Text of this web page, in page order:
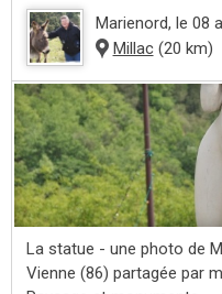
Marienord, le 08
Millac(20 km)
La statue - une photo de
Vienne (86) partagée par